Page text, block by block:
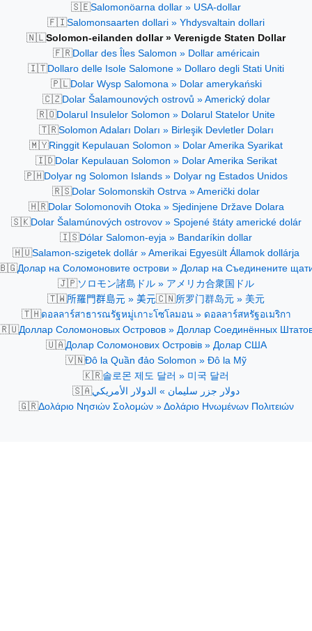
🇸🇪Salomonöarna dollar » USA-dollar
🇫🇮Salomonsaarten dollari » Yhdysvaltain dollari
🇳🇱Solomon-eilanden dollar » Verenigde Staten Dollar
🇫🇷Dollar des Îles Salomon » Dollar américain
🇮🇹Dollaro delle Isole Salomone » Dollaro degli Stati Uniti
🇵🇱Dolar Wysp Salomona » Dolar amerykański
🇨🇿Dolar Šalamounových ostrovů » Americký dolar
🇷🇴Dolarul Insulelor Solomon » Dolarul Statelor Unite
🇹🇷Solomon Adaları Doları » Birleşik Devletler Doları
🇲🇾Ringgit Kepulauan Solomon » Dolar Amerika Syarikat
🇮🇩Dolar Kepulauan Solomon » Dolar Amerika Serikat
🇵🇭Dolyar ng Solomon Islands » Dolyar ng Estados Unidos
🇷🇸Dolar Solomonskih Ostrva » Američki dolar
🇭🇷Dolar Solomonovih Otoka » Sjedinjene Države Dolara
🇸🇰Dolar Šalamúnových ostrovov » Spojené štáty americké dolár
🇮🇸Dólar Salomon-eyja » Bandaríkin dollar
🇭🇺Salamon-szigetek dollár » Amerikai Egyesült Államok dollárja
Долар на Соломоновите острови » Долар на Съединените
🇯🇵ソロモン諸島ドル » アメリカ合衆国ドル
🇹🇼所羅門群島元 » 美元🇨🇳所罗门群岛元 » 美元
🇹🇭ดอลลาร์สาธารณรัฐหมู่เกาะโซโลมอน » ดอลลาร์สหรัฐอเมริกา
Доллар Соломоновых Островов » Доллар Соединённых
🇺🇦Долар Соломонових Островів » Долар США
🇻🇳Đô la Quần đảo Solomon » Đô la Mỹ
🇰🇷솔로몬 제도 달러 » 미국 달러
🇸🇦دولار جزر سليمان » الدولار الأمريكي
🇬🇷Δολάριο Νησιών Σολομών » Δολάριο Ηνωμένων Πολιτειών